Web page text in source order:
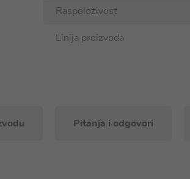
Raspoloživost
Linija proizvoda
Pitanja i odgovori